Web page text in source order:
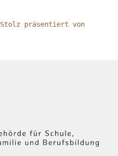
Stolz präsentiert von